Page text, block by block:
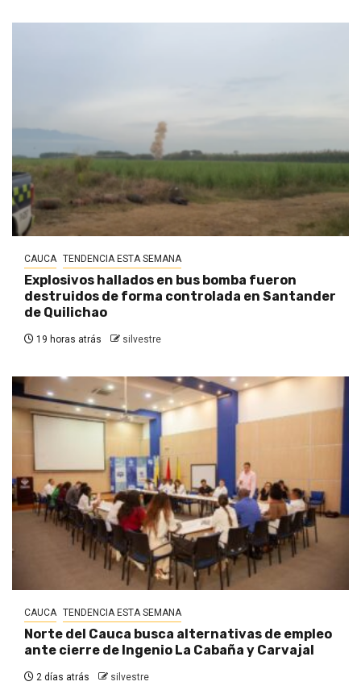
CAUCA TENDENCIA ESTA SEMANA
Explosivos hallados en bus bomba fueron
destruidos de forma controlada en Santander
de Quilichao
19 horas atrás silvestre
CAUCA TENDENCIA ESTA SEMANA
Norte del Cauca busca alternativas de empleo
ante cierre de Ingenio La Cabaña y Carvajal
2 días atrás silvestre